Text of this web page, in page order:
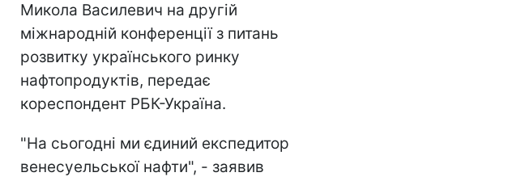
Микола Василевич на другій
міжнародній конференції з питань
розвитку українського ринку
нафтопродуктів, передає
кореспондент РБК-Україна.
"На сьогодні ми єдиний експедитор
венесуельської нафти", - заявив